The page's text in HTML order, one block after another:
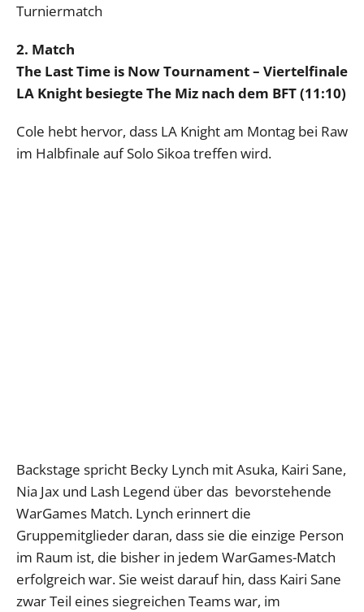
Turniermatch
2. Match
The Last Time is Now Tournament – Viertelfinale
LA Knight besiegte The Miz nach dem BFT (11:10)
Cole hebt hervor, dass LA Knight am Montag bei Raw
im Halbfinale auf Solo Sikoa treffen wird.
Backstage spricht Becky Lynch mit Asuka, Kairi Sane,
Nia Jax und Lash Legend über das bevorstehende
WarGames Match. Lynch erinnert die
Gruppemitglieder daran, dass sie die einzige Person
im Raum ist, die bisher in jedem WarGames-Match
erfolgreich war. Sie weist darauf hin, dass Kairi Sane
zwar Teil eines siegreichen Teams war, im